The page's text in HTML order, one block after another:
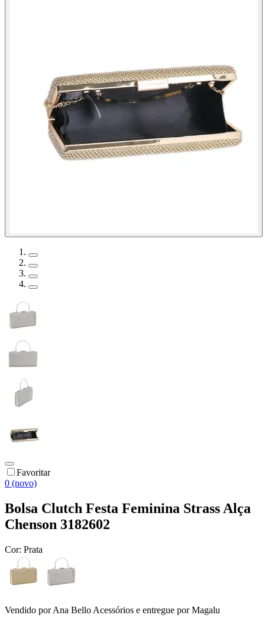
Favoritar
0 (novo)
Bolsa Clutch Festa Feminina Strass Alça
Chenson 3182602
Cor: Prata
Vendido porAna Bello Acessórios e entregue por Magalu